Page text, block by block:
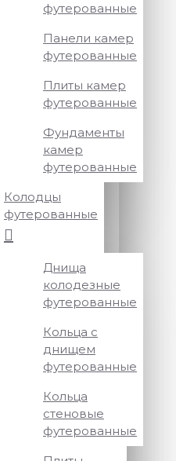
футерованные
Панели камер
футерованные
Плиты камер
футерованные
Фундаменты
камер
футерованные
Колодцы
футерованные
Днища
колодезные
футерованные
Кольца с
днищем
футерованные
Кольца
стеновые
футерованные